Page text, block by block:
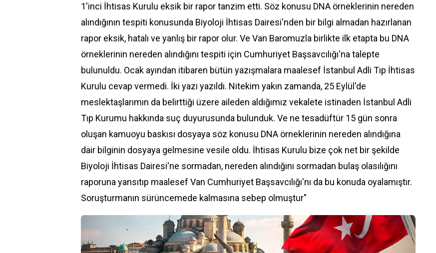
1'inci İhtisas Kurulu eksik bir rapor tanzim etti. Söz konusu DNA örneklerinin nereden
alındığının tespiti konusunda Biyoloji İhtisas Dairesi'nden bir bilgi almadan hazırlanan
rapor eksik, hatalı ve yanlış bir rapor olur. Ve Van Baromuzla birlikte ilk etapta bu DNA
örneklerinin nereden alındığını tespiti için Cumhuriyet Başsavcılığı'na talepte
bulunuldu. Ocak ayından itibaren bütün yazışmalara maalesef İstanbul Adli Tıp İhtisas
Kurulu cevap vermedi. İki yazı yazıldı. Nitekim yakın zamanda, 25 Eylül'de
meslektaşlarımın da belirttiği üzere aileden aldığımız vekalete istinaden İstanbul Adli
Tıp Kurumu hakkında suç duyurusunda bulunduk. Ve ne tesadüftür 15 gün sonra
oluşan kamuoyu baskısı dosyaya söz konusu DNA örneklerinin nereden alındığına
dair bilginin dosyaya gelmesine vesile oldu. İhtisas Kurulu bize çok net bir şekilde
Biyoloji İhtisas Dairesi'ne sormadan, nereden alındığını sormadan bulaş olasılığını
raporuna yansıtıp maalesef Van Cumhuriyet Başsavcılığı'nı da bu konuda oyalamıştır.
Soruşturmanın sürüncemede kalmasına sebep olmuştur"